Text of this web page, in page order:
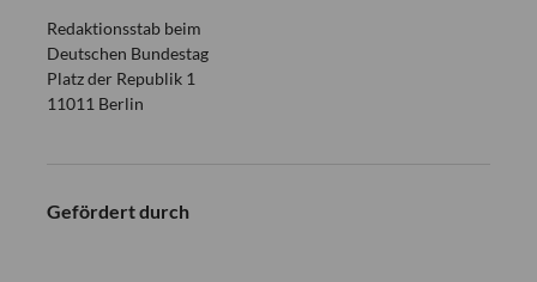
Redaktionsstab beim
Deutschen Bundestag
Platz der Republik 1
11011 Berlin
Gefördert durch